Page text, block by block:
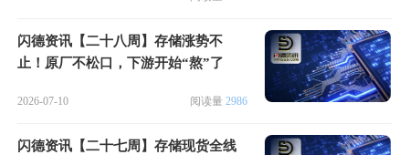
闪德资讯【二十八周】存储涨势不
止！原厂不松口，下游开始“熬”了
2026-07-10 阅读量 2986
闪德资讯【二十七周】存储现货全线